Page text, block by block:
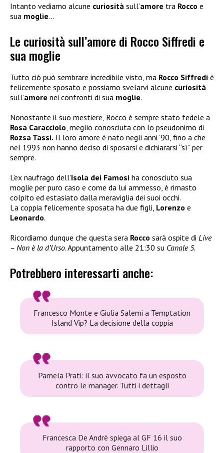
Intanto vediamo alcune curiosità sull’amore tra Rocco e
sua moglie…
Le curiosità sull’amore di Rocco Siffredi e
sua moglie
Tutto ciò può sembrare incredibile visto, ma Rocco Siffredi è
felicemente sposato e possiamo svelarvi alcune curiosità
sull’amore nei confronti di sua moglie.
Nonostante il suo mestiere, Rocco è sempre stato fedele a
Rosa Caracciolo, meglio conosciuta con lo pseudonimo di
Rozsa Tassi. Il loro amore è nato negli anni ’90, fino a che
nel 1993 non hanno deciso di sposarsi e dichiararsi “sì” per
sempre.
L’ex naufrago dell’Isola dei Famosi ha conosciuto sua
moglie per puro caso e come da lui ammesso, è rimasto
colpito ed estasiato dalla meraviglia dei suoi occhi.
La coppia felicemente sposata ha due figli, Lorenzo e
Leonardo.
Ricordiamo dunque che questa sera Rocco sarà ospite di Live
– Non è la d’Urso. Appuntamento alle 21:30 su Canale 5.
Potrebbero interessarti anche:
Francesco Monte e Giulia Salemi a Temptation
Island Vip? La decisione della coppia
Pamela Prati: il suo avvocato fa un esposto
contro le manager. Tutti i dettagli
Francesca De Andrè spiega al GF 16 il suo
rapporto con Gennaro Lillio